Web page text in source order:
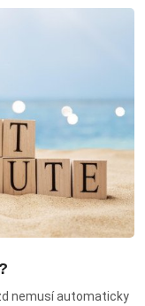
nemusí automaticky